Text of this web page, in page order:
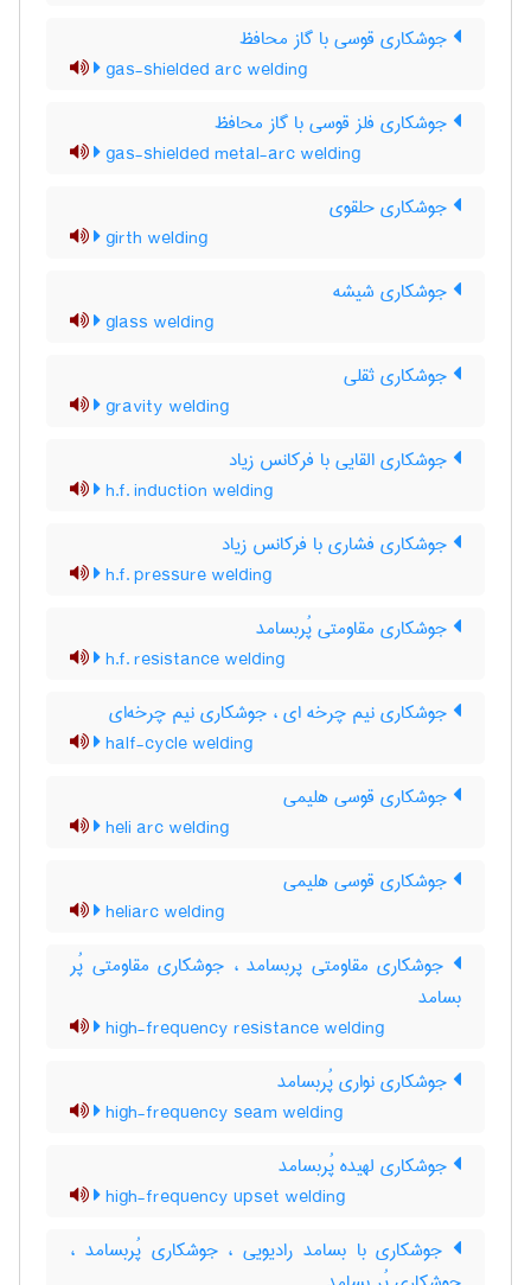
جوشکاری قوسی با گاز محافظ
gas-shielded arc welding
جوشکاری فلز قوسی با گاز محافظ
gas-shielded metal-arc welding
جوشکاری حلقوی
girth welding
جوشکاری شیشه
glass welding
جوشکاری ثقلی
gravity welding
جوشکاری القایی با فرکانس زیاد
h.f. induction welding
جوشکاری فشاری با فرکانس زیاد
h.f. pressure welding
جوشکاری مقاومتی پُربسامد
h.f. resistance welding
جوشکاری نیم چرخه ای ، جوشکاری نیم چرخه‌ای
half-cycle welding
جوشکاری قوسی هلیمی
heli arc welding
جوشکاری قوسی هلیمی
heliarc welding
جوشکاری مقاومتی پربسامد ، جوشکاری مقاومتی پُر
بسامد
high-frequency resistance welding
جوشکاری نواری پُربسامد
high-frequency seam welding
جوشکاری لهیده پُربسامد
high-frequency upset welding
جوشکاری با بسامد رادیویی ، جوشکاری پُربسامد ،